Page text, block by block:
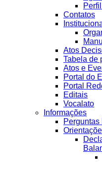
Contatos
Atos
Tabela de
Atos e
Portal do
Portal
Editais
Vocalato
Informações
Perguntas